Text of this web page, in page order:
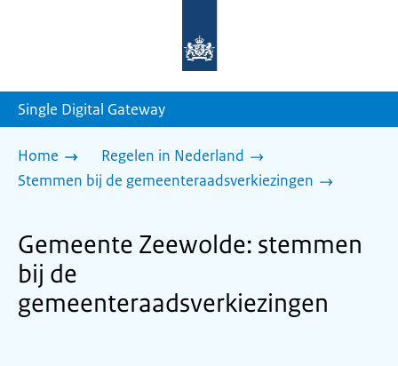
homepage
Single Digital Gateway
Home
Regelen in Nederland
Stemmen bij de gemeenteraadsverkiezingen
Gemeente Zeewolde: stemmen
bij de
gemeenteraadsverkiezingen